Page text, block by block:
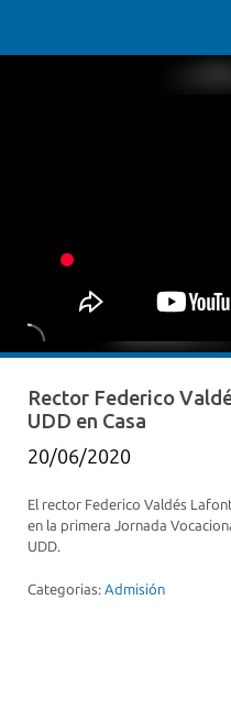
Rector Federico
UDD en Casa
20/06/2020
El rector Federico Valdés
en la primera Jornada
UDD.
Categorias: Admisión